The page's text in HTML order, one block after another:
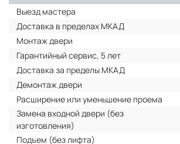
Выезд мастера
Доставка в пределах МКАД
Монтаж двери
Гарантийный сервис, 5 лет
Доставка за пределы МКАД
Демонтаж двери
Расширение или уменьшение проема
Замена входной двери (без
изготовления)
Подъем (без лифта)